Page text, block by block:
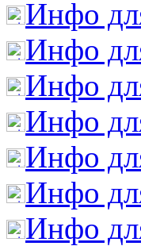
Инфо
Инфо
Инфо
Инфо
Инфо
Инфо
Инфо